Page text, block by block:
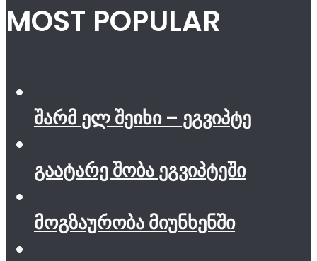
MOST POPULAR
შარმ ელ შეიხი – ეგვიპტე
გაატარე შობა ეგვიპტეში
მოგზაურობა მიუნხენში